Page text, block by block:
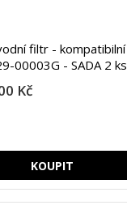
filtr -
00003G - SADA 2
Kč